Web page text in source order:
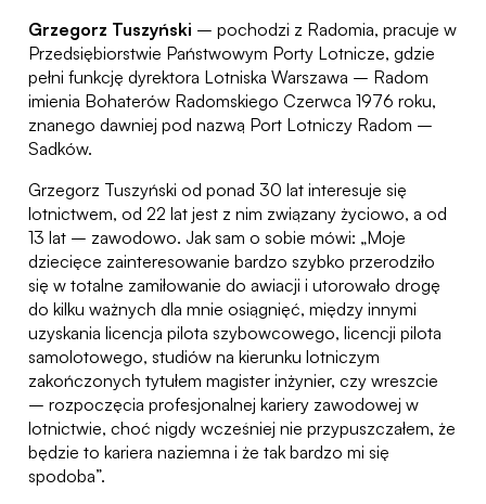
Grzegorz Tuszyński – pochodzi z Radomia, pracuje w
Przedsiębiorstwie Państwowym Porty Lotnicze, gdzie
pełni funkcję dyrektora Lotniska Warszawa – Radom
imienia Bohaterów Radomskiego Czerwca 1976 roku,
znanego dawniej pod nazwą Port Lotniczy Radom –
Sadków.
Grzegorz Tuszyński od ponad 30 lat interesuje się
lotnictwem, od 22 lat jest z nim związany życiowo, a od
13 lat – zawodowo. Jak sam o sobie mówi: „Moje
dziecięce zainteresowanie bardzo szybko przerodziło
się w totalne zamiłowanie do awiacji i utorowało drogę
do kilku ważnych dla mnie osiągnięć, między innymi
uzyskania licencja pilota szybowcowego, licencji pilota
samolotowego, studiów na kierunku lotniczym
zakończonych tytułem magister inżynier, czy wreszcie
– rozpoczęcia profesjonalnej kariery zawodowej w
lotnictwie, choć nigdy wcześniej nie przypuszczałem, że
będzie to kariera naziemna i że tak bardzo mi się
spodoba”.